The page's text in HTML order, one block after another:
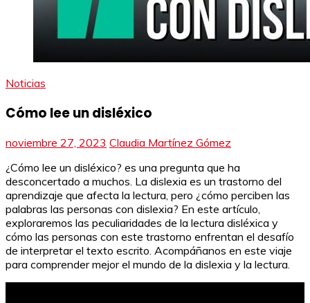
Noticias
Cómo lee un disléxico
noviembre 27, 2023 Claudia Martínez Gómez
¿Cómo lee un disléxico? es una pregunta que ha
desconcertado a muchos. La dislexia es un trastorno del
aprendizaje que afecta la lectura, pero ¿cómo perciben las
palabras las personas con dislexia? En este artículo,
exploraremos las peculiaridades de la lectura disléxica y
cómo las personas con este trastorno enfrentan el desafío
de interpretar el texto escrito. Acompáñanos en este viaje
para comprender mejor el mundo de la dislexia y la lectura.